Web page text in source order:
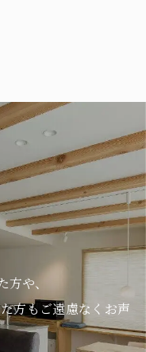
や、
方もご遠慮なくお声